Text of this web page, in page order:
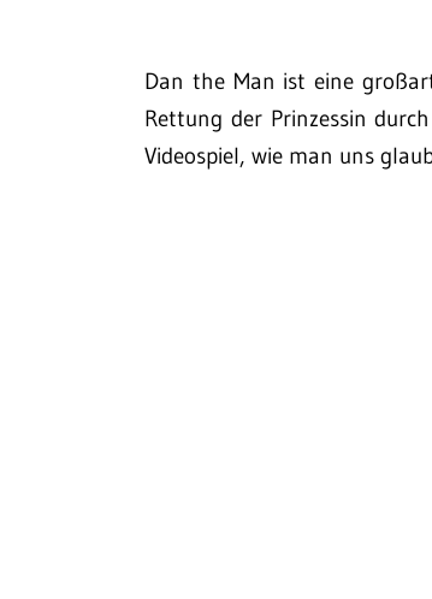
Dan the Man ist eine
Rettung der Prinzessin
Videospiel, wie man uns